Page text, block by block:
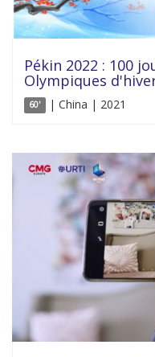
Pékin 2022 : 100
Olympiques
60' | China | 2021